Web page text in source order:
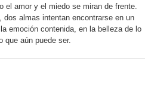
el amor y el miedo se miran de frente.
almas intentan encontrarse en un
emoción contenida, en la belleza de lo
que aún puede ser.